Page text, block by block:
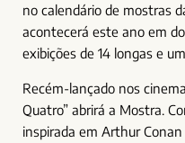
no calendário de mostras
acontecerá este ano em
exibições de 14 longas e
Recém-lançado nos
Quatro” abrirá a Mostra.
inspirada em Arthur